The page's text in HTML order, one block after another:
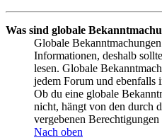
Was sind globale
Globale
Informationen, deshalb
lesen. Globale
jedem Forum und ebenfalls
Ob du eine globale
nicht, hängt von den durch
vergebenen Berechtigungen
Nach oben